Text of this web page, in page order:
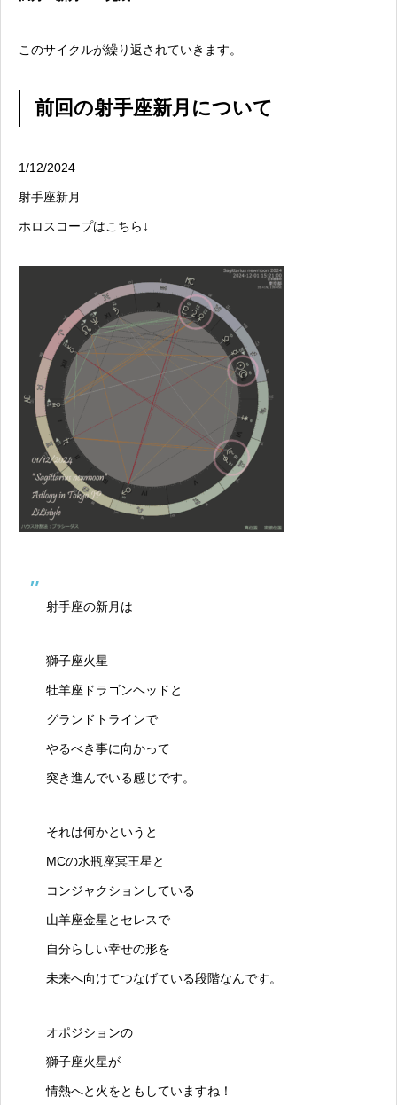
このサイクルが繰り返されていきます。
前回の射手座新月について
1/12/2024
射手座新月
ホロスコープはこちら↓
射手座の新月は
獅子座火星
牡羊座ドラゴンヘッドと
グランドトラインで
やるべき事に向かって
突き進んでいる感じです。
それは何かというと
MCの水瓶座冥王星と
コンジャクションしている
山羊座金星とセレスで
自分らしい幸せの形を
未来へ向けてつなげている段階なんです。
オポジションの
獅子座火星が
情熱へと火をともしていますね！